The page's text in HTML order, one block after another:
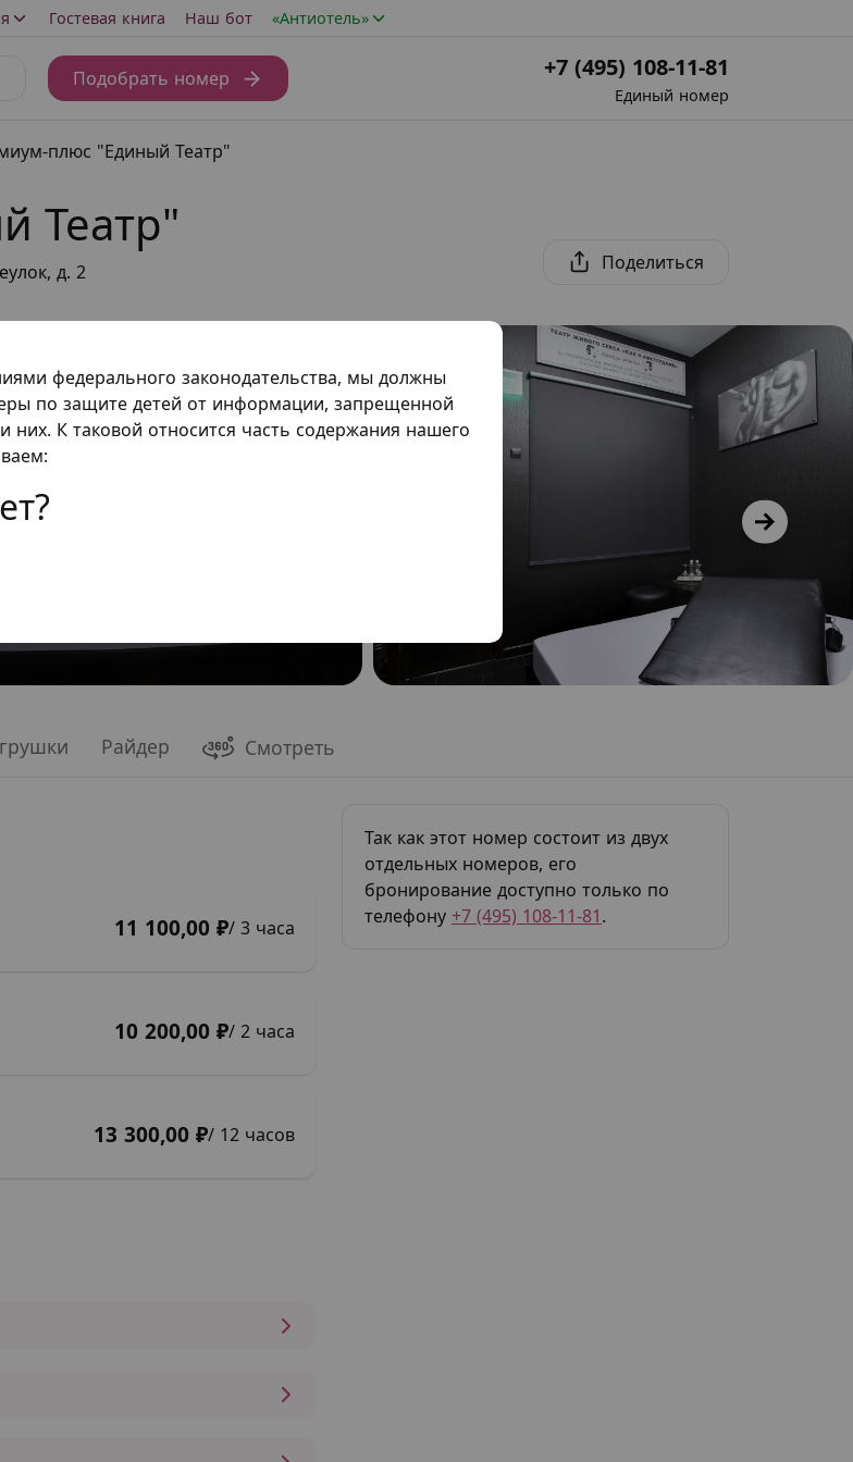
федерального законодательства, мы должны
по защите детей от информации, запрещенной
них. К таковой относится часть содержания нашего
Гостевая книга Наш бот «Антиотель»
Подобрать номер +7 (495) 108-11-81
Единый номер
плюс "Единый Театр"
Театр"
д. 2 Поделиться
Райдер Смотреть
11 100,00 ₽/ 3 часа
10 200,00 ₽/ 2 часа
13 300,00 ₽/ 12 часов
Так как этот номер состоит из двух
отдельных номеров, его
бронирование доступно только по
телефону +7 (495) 108-11-81.